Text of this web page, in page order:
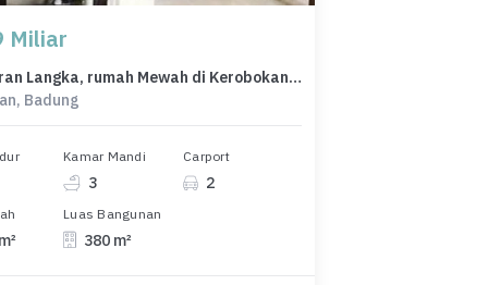
Miliar
Penawaran Langka, rumah Mewah di Kerobokan, Badung, LB 380m²
Badung
Kamar Mandi
3
Carport
2
Luas Bangunan
380 m²